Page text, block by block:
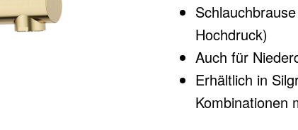
Hochdruck)
Auch für
Erhältlich in
Kombinationen